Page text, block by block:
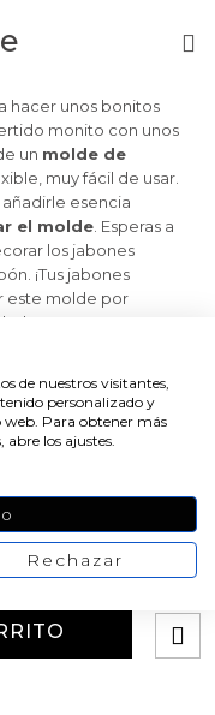
hacer unos bonitos
monito con unos
un molde de
muy fácil de usar.
esencia
el molde. Esperas a
los jabones
¡Tus jabones
este molde por
Oferta
-20%
No hay
de momento
de nuestros visitantes,
personalizado y
web. Para obtener más
los ajustes.
Rechazar